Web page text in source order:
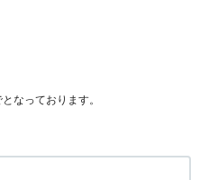
なっております。